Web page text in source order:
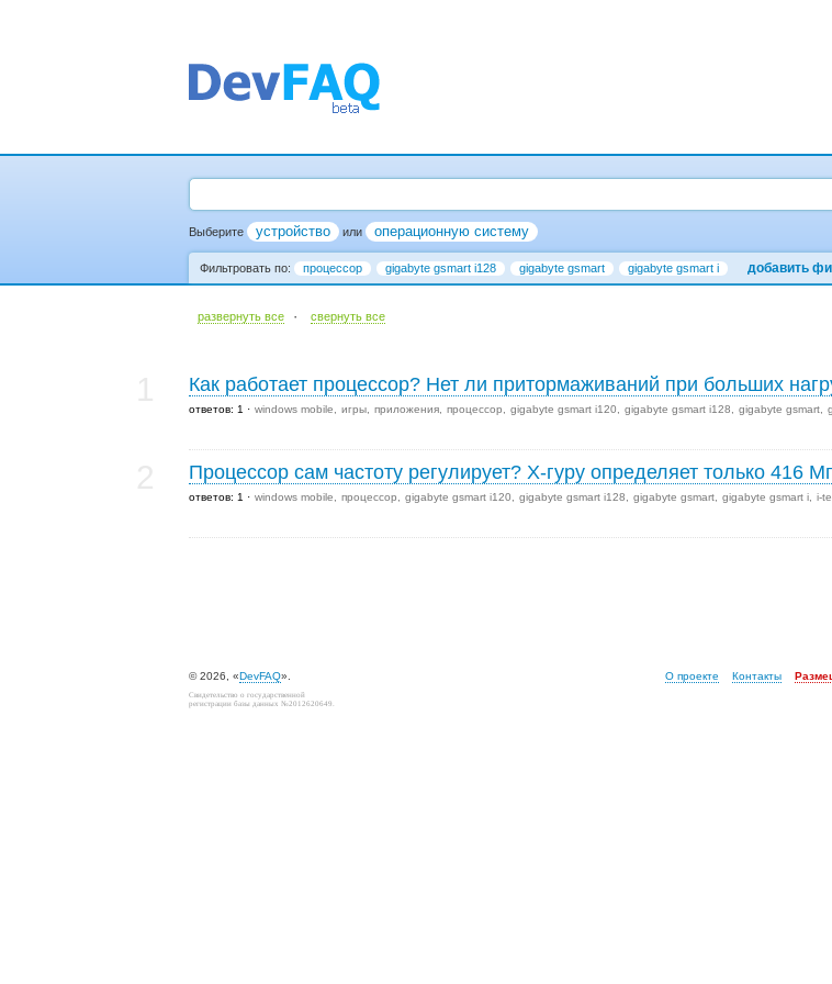
Выберите устройство или операционную систему
Фильтровать по: процессор gigabyte gsmart i128 gigabyte gsmart gigabyte gsmart i добавить
развернуть все · cвернуть все
Как работает процессор? Нет ли притормаживаний при больших
ответов: 1 windows mobile игры приложения процессор gigabyte gsmart i120 gigabyte gsmart i128 gigabyte gsmart
Процессор сам частоту регулирует? Х-гуру определяет только 416
ответов: 1 windows mobile процессор gigabyte gsmart i120 gigabyte gsmart i128 gigabyte gsmart gigabyte gsmart i i-
© 2026, «DevFAQ». О проекте Контакты
Свидетельство о государственной
регистрации базы данных №2012620649.